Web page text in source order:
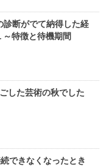
診断がでて納得した経
特徴と待機期間
した芸術の秋でした
できなくなったとき